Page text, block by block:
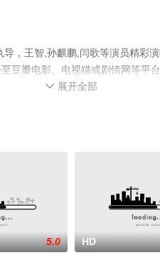
，王智,孙麒鹏,闫歌等演员精彩
豆瓣电影、电视猫或剧情网等平台
 展开全部
5.0 HD